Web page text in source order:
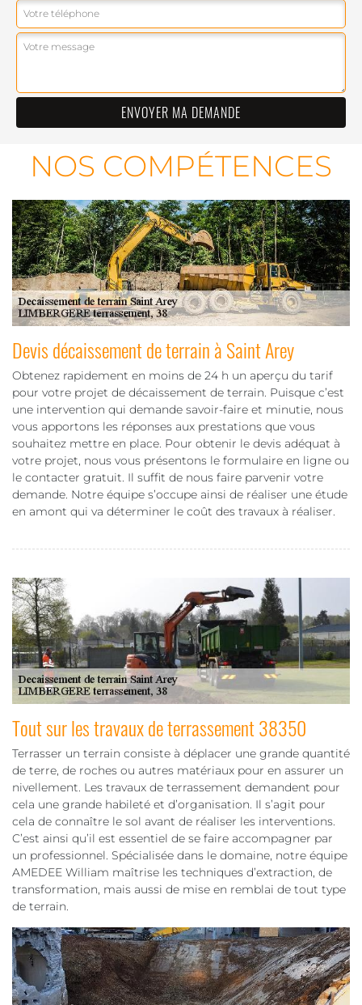
NOS COMPÉTENCES
Devis décaissement de terrain à Saint Arey
Obtenez rapidement en moins de 24 h un aperçu du tarif
pour votre projet de décaissement de terrain. Puisque c’est
une intervention qui demande savoir-faire et minutie, nous
vous apportons les réponses aux prestations que vous
souhaitez mettre en place. Pour obtenir le devis adéquat à
votre projet, nous vous présentons le formulaire en ligne ou
le contacter gratuit. Il suffit de nous faire parvenir votre
demande. Notre équipe s’occupe ainsi de réaliser une étude
en amont qui va déterminer le coût des travaux à réaliser.
Tout sur les travaux de terrassement 38350
Terrasser un terrain consiste à déplacer une grande quantité
de terre, de roches ou autres matériaux pour en assurer un
nivellement. Les travaux de terrassement demandent pour
cela une grande habileté et d’organisation. Il s’agit pour
cela de connaître le sol avant de réaliser les interventions.
C’est ainsi qu’il est essentiel de se faire accompagner par
un professionnel. Spécialisée dans le domaine, notre équipe
AMEDEE William maîtrise les techniques d’extraction, de
transformation, mais aussi de mise en remblai de tout type
de terrain.